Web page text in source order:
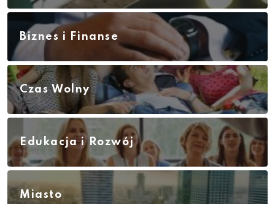
Biznes i Finanse
Czas Wolny
Edukacja i Rozwój
Miasto